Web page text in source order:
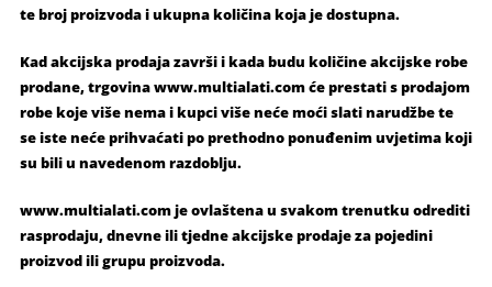
te broj proizvoda i ukupna količina koja je dostupna.
Kad akcijska prodaja završi i kada budu količine akcijske robe
prodane, trgovina www.multialati.com će prestati s prodajom
robe koje više nema i kupci više neće moći slati narudžbe te
se iste neće prihvaćati po prethodno ponuđenim uvjetima koji
su bili u navedenom razdoblju.
www.multialati.com je ovlaštena u svakom trenutku odrediti
rasprodaju, dnevne ili tjedne akcijske prodaje za pojedini
proizvod ili grupu proizvoda.